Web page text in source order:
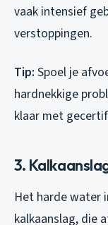
vaak intensief
verstoppingen.
Tip: Spoel je
hardnekkige
klaar met
3.
Het harde water
kalkaanslag, die